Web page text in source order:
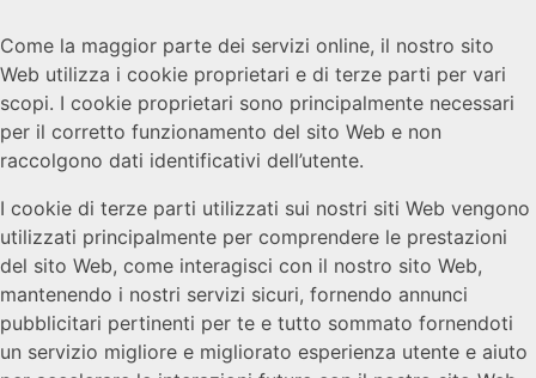
Come la maggior parte dei servizi online, il nostro sito
Web utilizza i cookie proprietari e di terze parti per vari
scopi. I cookie proprietari sono principalmente necessari
per il corretto funzionamento del sito Web e non
raccolgono dati identificativi dell’utente.
I cookie di terze parti utilizzati sui nostri siti Web vengono
utilizzati principalmente per comprendere le prestazioni
del sito Web, come interagisci con il nostro sito Web,
mantenendo i nostri servizi sicuri, fornendo annunci
pubblicitari pertinenti per te e tutto sommato fornendoti
un servizio migliore e migliorato esperienza utente e aiuto